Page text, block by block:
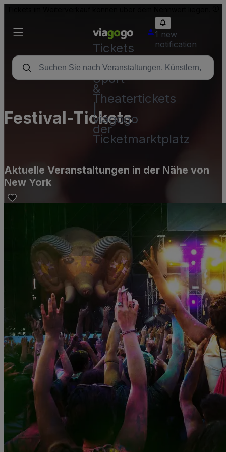
Tickets
-
Konzert-,
Sport-
&
Theatertickets
viagogo
der
Ticketmarktplatz
1 new
notification
Festival-Tickets
Aktuelle Veranstaltungen in der Nähe von
New York